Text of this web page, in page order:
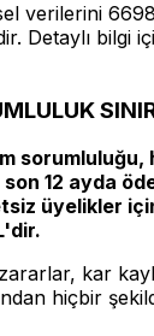
verilerini 6698
Detaylı bilgi
sorumluluğu,
12 ayda
üyelikler
kar
hiçbir